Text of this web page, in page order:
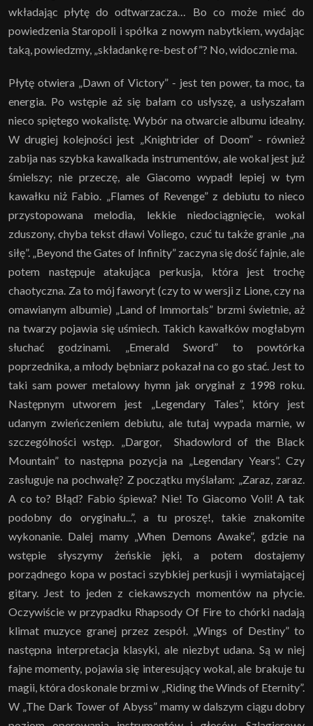
wkładając płytę do odtwarzacza… Bo co może mieć do
powiedzenia Staropoli i spółka z nowym nabytkiem, wydając
taką, powiedzmy, „składankę re-best of”? No, widocznie ma.
Płytę otwiera „Dawn of Victory” - jest ten power, ta moc, ta
energia. Po wstępie aż się bałam co usłyszę, a usłyszałam
nieco spiętego wokalistę. Wybór na otwarcie albumu idealny.
W drugiej kolejności jest „Knightrider of Doom” - również
zabija nas szybka kawalkada instrumentów, ale wokal jest już
śmielszy; nie przeczę, ale Giacomo wypadł lepiej w tym
kawałku niż Fabio. „Flames of Revenge” z debiutu to nieco
przystopowana melodia, lekkie niedociągnięcie, wokal
zduszony, chyba tekst dławi Voliego, czuć tu także granie „na
siłę”. „Beyond the Gates of Infinity” zaczyna się dość fajnie, ale
potem następuje atakująca perkusja, która jest trochę
chaotyczna. Za to mój faworyt (czy to w wersji z Lione, czy na
omawianym albumie) „Land of Immortals” brzmi świetnie, aż
na twarzy pojawia się uśmiech. Takich kawałków mogłabym
słuchać godzinami. „Emerald Sword” to powtórka
poprzednika, a młody bębniarz pokazał na co go stać. Jest to
taki sam power metalowy hymn jak oryginał z 1998 roku.
Następnym utworem jest „Legendary Tales”, który jest
udanym zwieńczeniem debiutu, ale tutaj wypada marnie, w
szczególności wstęp. „Dargor, Shadowlord of the Black
Mountain” to następna pozycja na „Legendary Years”. Czy
zasługuje na pochwałę? Z początku myślałam: „Zaraz, zaraz.
A co to? Błąd? Fabio śpiewa? Nie! To Giacomo Voli! A tak
podobny do oryginału...”, a tu proszę!, takie znakomite
wykonanie. Dalej mamy „When Demons Awake”, gdzie na
wstępie słyszymy żeńskie jęki, a potem dostajemy
porządnego kopa w postaci szybkiej perkusji i wymiatającej
gitary. Jest to jeden z ciekawszych momentów na płycie.
Oczywiście w przypadku Rhapsody Of Fire to chórki nadają
klimat muzyce granej przez zespół. „Wings of Destiny” to
następna interpretacja klasyki, ale niezbyt udana. Są w niej
fajne momenty, pojawia się interesujący wokal, ale brakuje tu
magii, która doskonale brzmi w „Riding the Winds of Eternity”.
W „The Dark Tower of Abyss” mamy w dalszym ciągu dobry